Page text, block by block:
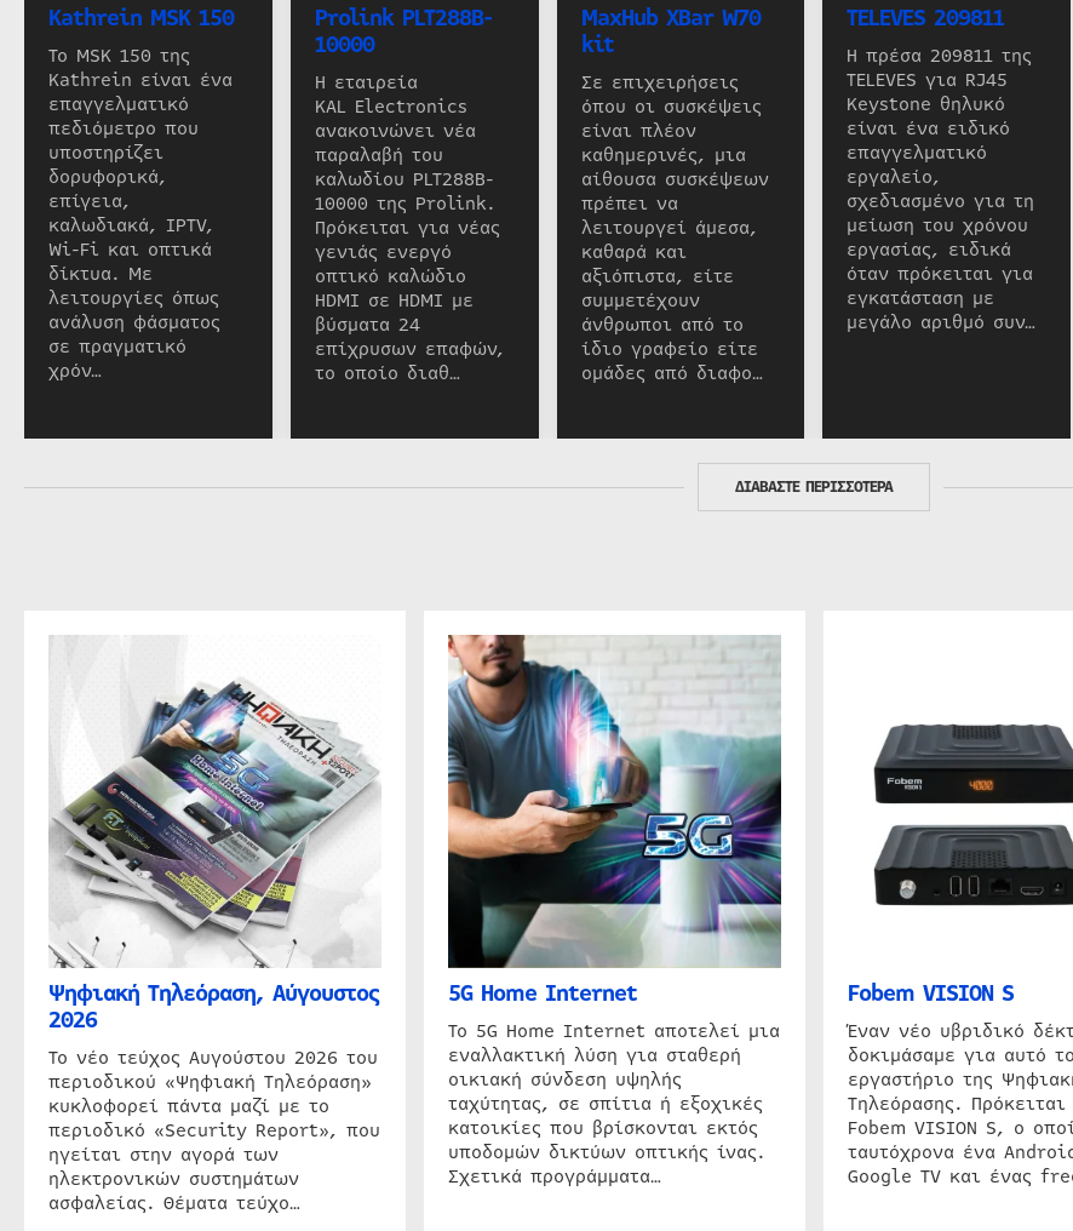
Kathrein MSK 150
Το MSK 150 της
Kathrein είναι ένα
επαγγελματικό
πεδιόμετρο που
υποστηρίζει
δορυφορικά,
επίγεια,
καλωδιακά, IPTV,
Wi-Fi και οπτικά
δίκτυα. Με
λειτουργίες όπως
ανάλυση φάσματος
σε πραγματικό
χρόν…
Prolink PLT288B-
10000
Η εταιρεία
KAL Electronics
ανακοινώνει νέα
παραλαβή του
καλωδίου PLT288B-
10000 της Prolink.
Πρόκειται για νέας
γενιάς ενεργό
οπτικό καλώδιο
HDMI σε HDMI με
βύσματα 24
επίχρυσων επαφών,
το οποίο διαθ…
MaxHub XBar W70
kit
Σε επιχειρήσεις
όπου οι συσκέψεις
είναι πλέον
καθημερινές, μια
αίθουσα συσκέψεων
πρέπει να
λειτουργεί άμεσα,
καθαρά και
αξιόπιστα, είτε
συμμετέχουν
άνθρωποι από το
ίδιο γραφείο είτε
ομάδες από διαφο…
TELEVES 209811
Η πρέσα 209811 της
TELEVES για RJ45
Keystone θηλυκό
είναι ένα ειδικό
επαγγελματικό
εργαλείο,
σχεδιασμένο για τη
μείωση του χρόνου
εργασίας, ειδικά
όταν πρόκειται για
εγκατάσταση με
μεγάλο αριθμό συν…
ΔΙΑΒΑΣΤΕ ΠΕΡΙΣΣΟΤΕΡΑ
Ψηφιακή Τηλεόραση, Αύγουστος
2026
Το νέο τεύχος Αυγούστου 2026 του
περιοδικού «Ψηφιακή Τηλεόραση»
κυκλοφορεί πάντα μαζί με το
περιοδικό «Security Report», που
ηγείται στην αγορά των
ηλεκτρονικών συστημάτων
ασφαλείας. Θέματα τεύχο…
5G Home Internet
Το 5G Home Internet αποτελεί μια
εναλλακτική λύση για σταθερή
οικιακή σύνδεση υψηλής
ταχύτητας, σε σπίτια ή εξοχικές
κατοικίες που βρίσκονται εκτός
υποδομών δικτύων οπτικής ίνας.
Σχετικά προγράμματα…
Fobem VISION S
Έναν νέο υβριδικό
δοκιμάσαμε για αυτό
εργαστήριο της
Τηλεόρασης.
Fobem VISION S, ο
ταυτόχρονα ένα
Google TV και ένας